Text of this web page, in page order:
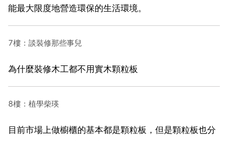
能最大限度地營造環保的生活環境。
7樓：談裝修那些事兒
為什麼裝修木工都不用實木顆粒板
8樓：植學柴瑛
目前市場上做櫥櫃的基本都是顆粒板，但是顆粒板也分